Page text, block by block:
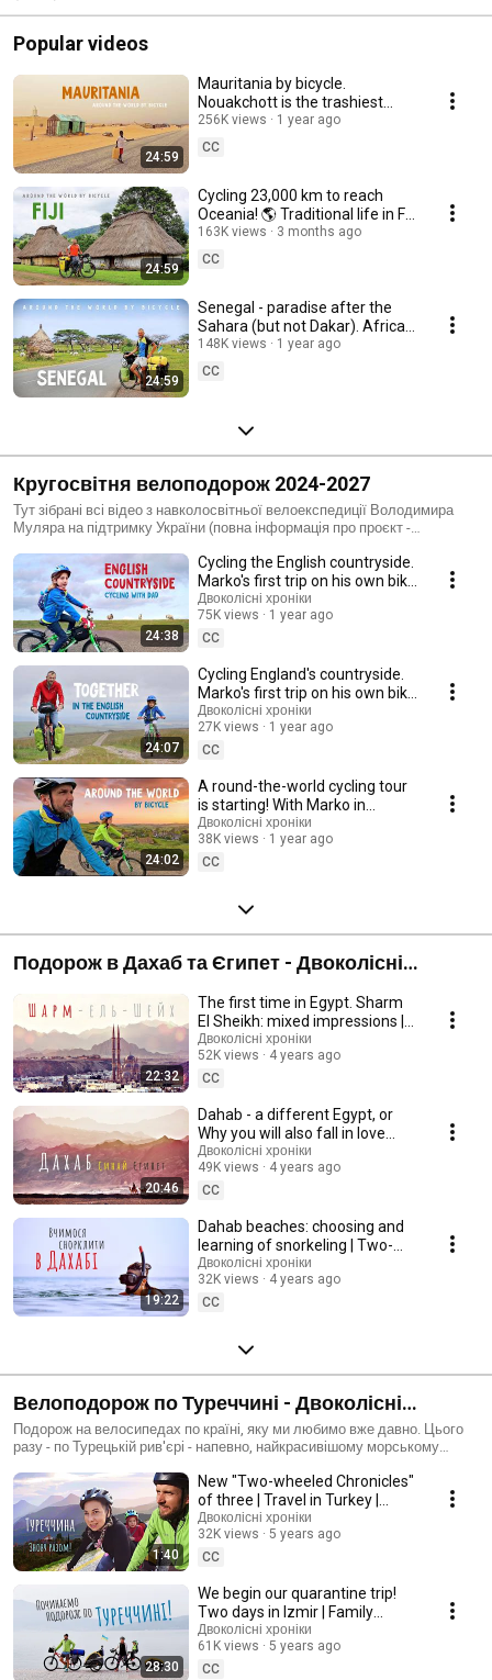
Popular videos
24:59
Mauritania by bicycle.
Nouakchott is the trashiest
capital I've seen 🚴 Two-
wheeled Сhronicles #243
256K views
1 year ago
CC
24:59
Cycling 23,000 km to reach
Oceania! 🌎 Traditional life in Fiji
🚴 Two-Wheeled Chronicles
#283
163K views
3 months ago
CC
24:59
Senegal - paradise after the
Sahara (but not Dakar). Africa
by bicycle 🚴 Two-wheeled
Chronicles #245
148K views
1 year ago
CC
Кругосвітня велоподорож 2024-2027
Тут зібрані всі відео з навколосвітньої велоекспедиції Володимира
Муляра на підтримку України (повна інформація про проєкт -
24:38
Cycling the English countryside.
Marko's first trip on his own bike
- part 1 - #220
Двоколісні хроніки
75K views
1 year ago
CC
24:07
Cycling England's countryside.
Marko's first trip on his own bike
- part 2 - #221
Двоколісні хроніки
27K views
1 year ago
CC
24:02
A round-the-world cycling tour
is starting! With Marko in
England | Two-Wheeled
Chronicles #222
Двоколісні хроніки
38K views
1 year ago
CC
Подорож в Дахаб та Єгипет - Двоколісні
22:32
The first time in Egypt. Sharm
El Sheikh: mixed impressions |
Family traveling by bicycle
(№187)
Двоколісні хроніки
52K views
4 years ago
CC
20:46
Dahab - a different Egypt, or
Why you will also fall in love
with it | Two-Wheeled
Chronicles (№188)
Двоколісні хроніки
49K views
4 years ago
CC
19:22
Dahab beaches: choosing and
learning of snorkeling | Two-
Wheeled Chronicles in Egypt
(№189)
Двоколісні хроніки
32K views
4 years ago
CC
Велоподорож по Туреччині - Двоколісні
хроніки 2020-2021
Подорож на велосипедах по країні, яку ми любимо вже давно. Цього
разу - по Турецькій рив'єрі - напевно, найкрасивішому морському
природа, колоритне життя турків у маленьких селах та шумних
мегаполісах... Шалений калейдоскоп вражень отримала наша
велосім'я протягом трьох місяців в дорозі. Тепер отримайте і ви!
1:40
New "Two-wheeled Chronicles"
of three | Travel in Turkey |
Trailer
Двоколісні хроніки
32K views
5 years ago
CC
28:30
We begin our quarantine trip!
Two days in Izmir | Family
cycling around Turkey (№158)
Двоколісні хроніки
61K views
5 years ago
CC